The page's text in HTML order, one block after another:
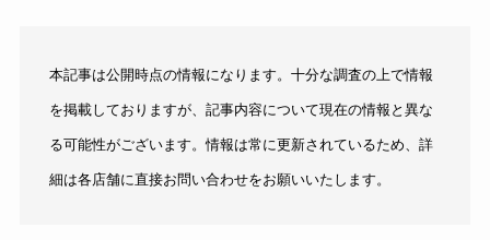
本記事は公開時点の情報になります。十分な調査の上で情報
を掲載しておりますが、記事内容について現在の情報と異な
る可能性がございます。情報は常に更新されているため、詳
細は各店舗に直接お問い合わせをお願いいたします。